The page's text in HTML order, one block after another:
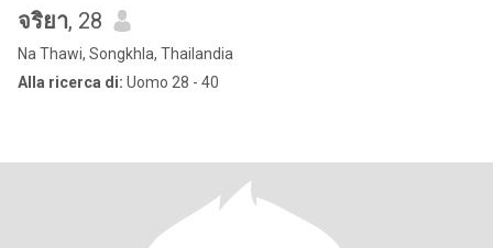
จริยา, 28
Na Thawi, Songkhla, Thailandia
Alla ricerca di: Uomo 28 - 40